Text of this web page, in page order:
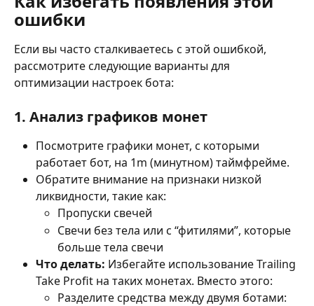
ошибки
Если вы часто сталкиваетесь с этой ошибкой,
рассмотрите следующие варианты для
оптимизации настроек бота:
1. Анализ графиков монет
Посмотрите графики монет, с которыми
работает бот, на 1m (минутном) таймфрейме.
Обратите внимание на признаки низкой
ликвидности, такие как:
Пропуски свечей
Свечи без тела или с “фитилями”, которые
больше тела свечи
Что делать: Избегайте использование Trailing
Take Profit на таких монетах. Вместо этого:
Разделите средства между двумя ботами: